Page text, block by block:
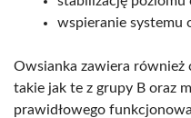
wspieranie systemu
Owsianka zawiera również
takie jak te z grupy B oraz
prawidłowego